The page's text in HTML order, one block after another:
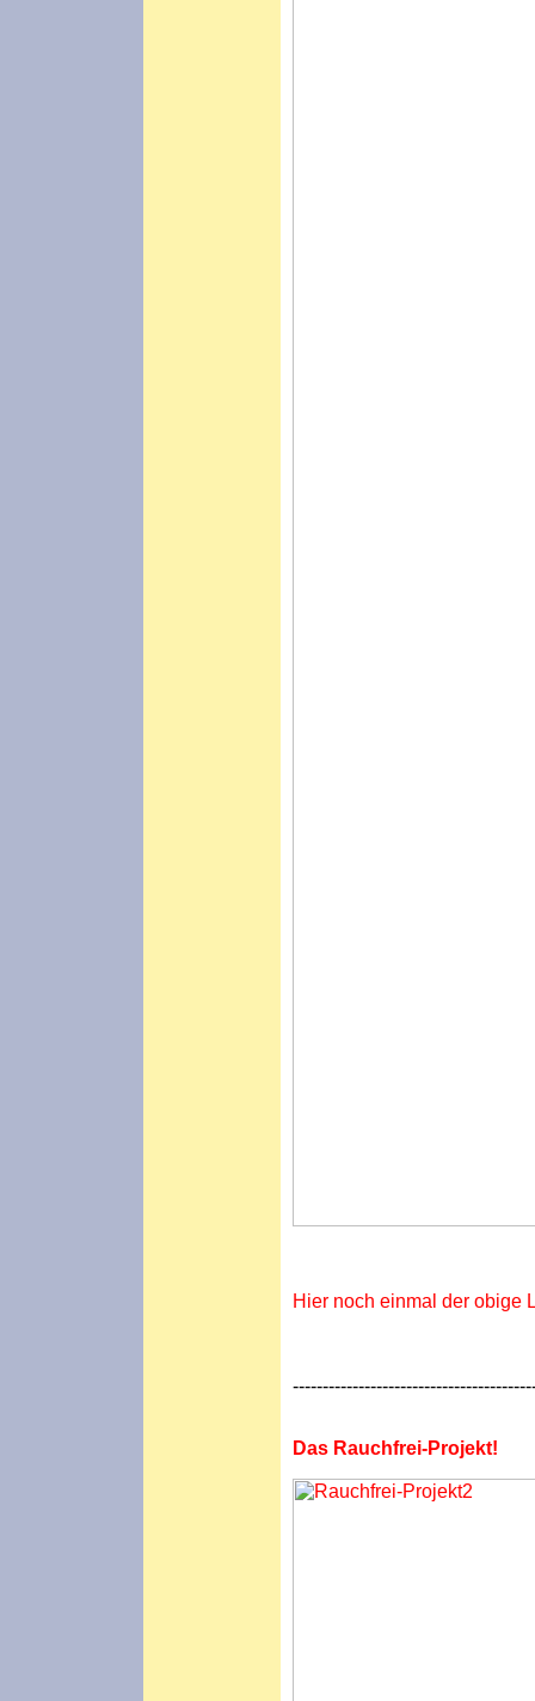
Hier noch einmal der obige
Das Rauchfrei-Projekt!